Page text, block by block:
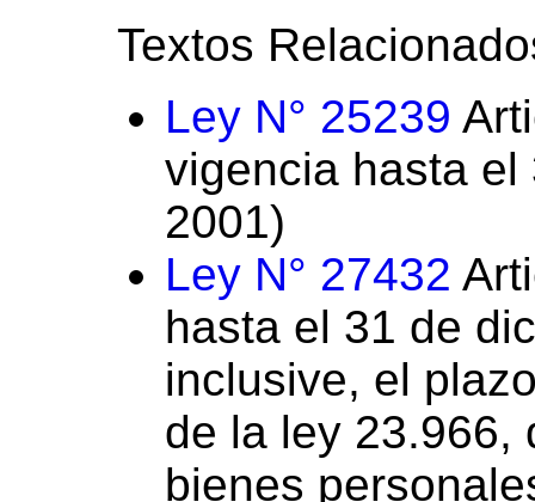
Textos
Ley N° 25239
vigencia hasta
2001)
Ley N° 27432
hasta el 31 de
inclusive, el
de la ley 23.966,
bienes